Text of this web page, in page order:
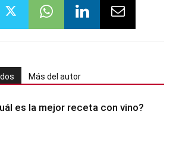
Más del autor
es la mejor receta con vino?